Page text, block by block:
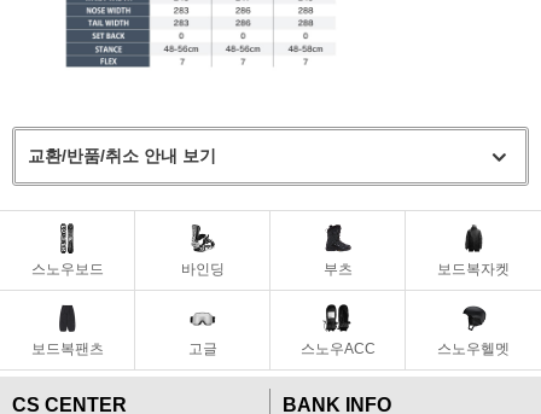
교환/반품/취소 안내 보기
스노우보드 바인딩 부츠 보드복자켓
보드복팬츠 고글 스노우ACC 스노우헬멧
CS CENTER BANK INFO